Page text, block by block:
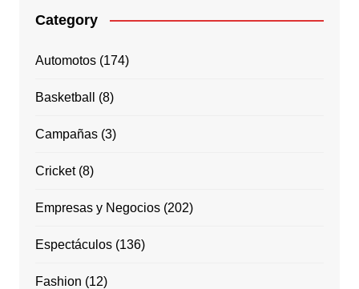
Category
Automotos(174)
Basketball (8)
Campañas(3)
Cricket(8)
Empresas y Negocios(202)
Espectáculos(136)
Fashion (12)